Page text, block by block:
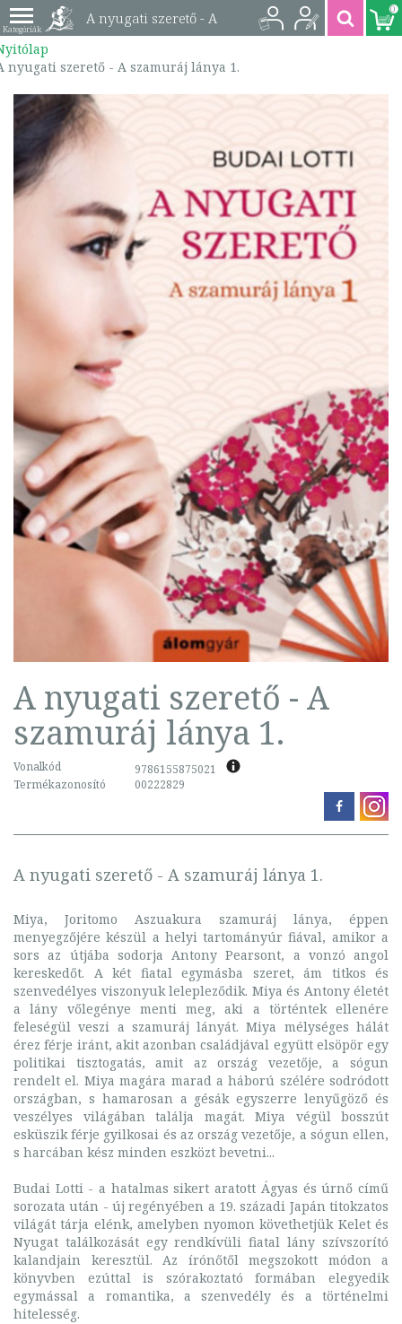
A nyugati szerető - A
9786155875021
0
nyugati szerető - A szamuráj lánya 1.
A nyugati szerető - A
szamuráj lánya 1.
Vonalkód
9786155875021
Termékazonosító
00222829
A nyugati szerető - A szamuráj lánya 1.
Miya, Joritomo Aszuakura szamuráj lánya, éppen
menyegzőjére készül a helyi tartományúr fiával, amikor a
sors az útjába sodorja Antony Pearsont, a vonzó angol
kereskedőt. A két fiatal egymásba szeret, ám titkos és
szenvedélyes viszonyuk lelepleződik. Miya és Antony életét
a lány vőlegénye menti meg, aki a történtek ellenére
feleségül veszi a szamuráj lányát. Miya mélységes hálát
érez férje iránt, akit azonban családjával együtt elsöpör egy
politikai tisztogatás, amit az ország vezetője, a sógun
rendelt el. Miya magára marad a háború szélére sodródott
országban, s hamarosan a gésák egyszerre lenyűgöző és
veszélyes világában találja magát. Miya végül bosszút
esküszik férje gyilkosai és az ország vezetője, a sógun ellen,
s harcában kész minden eszközt bevetni...
Budai Lotti - a hatalmas sikert aratott Ágyas és úrnő című
sorozata után - új regényében a 19. századi Japán titokzatos
világát tárja elénk, amelyben nyomon követhetjük Kelet és
Nyugat találkozását egy rendkívüli fiatal lány szívszorító
kalandjain keresztül. Az írónőtől megszokott módon a
könyvben ezúttal is szórakoztató formában elegyedik
egymással a romantika, a szenvedély és a történelmi
hitelesség.